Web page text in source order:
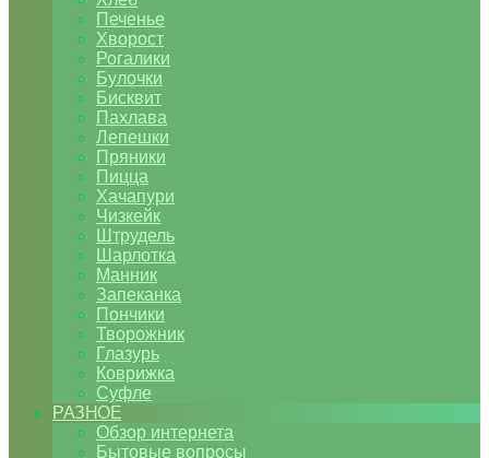
Печенье
Хворост
Рогалики
Булочки
Бисквит
Пахлава
Лепешки
Пряники
Пицца
Хачапури
Чизкейк
Штрудель
Шарлотка
Манник
Запеканка
Пончики
Творожник
Глазурь
Коврижка
Суфле
РАЗНОЕ
Обзор интернета
Бытовые вопросы